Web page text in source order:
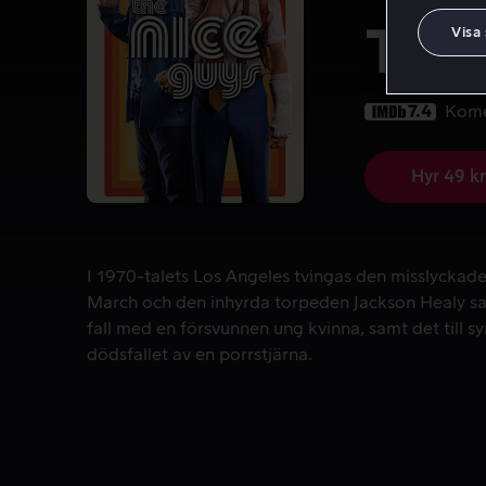
The
7.4
Hyr 49 kr
I 1970-talets Los Angeles tvingas den
I 1970-talets Los Angeles tvingas den
March och den inhyrda torpeden Jackson Healy
fall med en försvunnen ung kvinna, samt det till
dödsfallet av en porrstjärna.
Visa